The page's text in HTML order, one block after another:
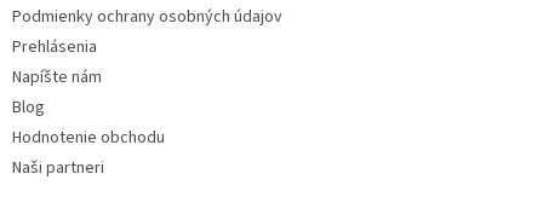
Podmienky ochrany osobných údajov
Prehlásenia
Napíšte nám
Blog
Hodnotenie obchodu
Naši partneri